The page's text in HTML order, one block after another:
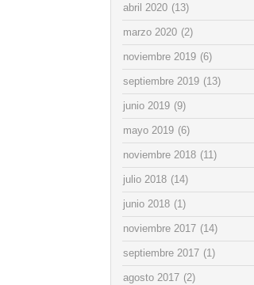
abril 2020 (13)
marzo 2020 (2)
noviembre 2019 (6)
septiembre 2019 (13)
junio 2019 (9)
mayo 2019 (6)
noviembre 2018 (11)
julio 2018 (14)
junio 2018 (1)
noviembre 2017 (14)
septiembre 2017 (1)
agosto 2017 (2)